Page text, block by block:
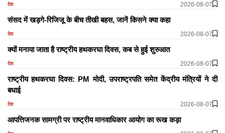
देश 2026-08-07
संसद में खड़गे-रिजिजू के बीच तीखी बहस, जानें किसने क्या कहा
देश 2026-08-07
क्यों मनाया जाता है राष्ट्रीय हथकरघा दिवस, कब से हुई शुरुआत
देश 2026-08-07
राष्ट्रीय हथकरघा दिवस: PM मोदी, उपराष्ट्रपति समेत केंद्रीय मंत्रियों ने दी
बधाई
देश 2026-08-07
आपत्तिजनक सामग्री पर राष्ट्रीय मानवाधिकार आयोग का रूख कड़ा